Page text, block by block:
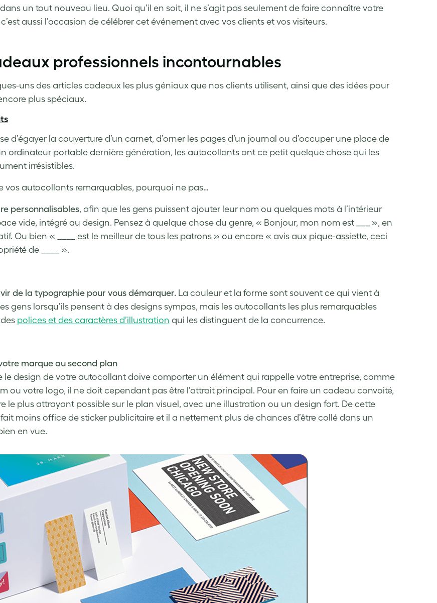
un tout nouveau lieu. Quoi qu’il en soit, il ne s’agit pas seulement de faire connaître votre
aussi l’occasion de célébrer cet événement avec vos clients et vos visiteurs.
professionnels incontournables
uns des articles cadeaux les plus géniaux que nos clients utilisent, ainsi que des idées pour
plus spéciaux.
d’égayer la couverture d’un carnet, d’orner les pages d’un journal ou d’occuper une place de
ordinateur portable dernière génération, les autocollants ont ce petit quelque chose qui les
irrésistibles.
vos autocollants remarquables, pourquoi ne pas…
personnalisables, afin que les gens puissent ajouter leur nom ou quelques mots à l’intérieur
vide, intégré au design. Pensez à quelque chose du genre, « Bonjour, mon nom est ___ », en
Ou bien « ____ est le meilleur de tous les patrons » ou encore « avis aux pique-assiette, ceci
de ____ ».
de la typographie pour vous démarquer. La couleur et la forme sont souvent ce qui vient à
gens lorsqu’ils pensent à des designs sympas, mais les autocollants les plus remarquables
polices et des caractères d’illustration qui les distinguent de la concurrence.
marque au second plan
le design de votre autocollant doive comporter un élément qui rappelle votre entreprise, comme
ou votre logo, il ne doit cependant pas être l’attrait principal. Pour en faire un cadeau convoité,
le plus attrayant possible sur le plan visuel, avec une illustration ou un design fort. De cette
moins office de sticker publicitaire et il a nettement plus de chances d’être collé dans un
en vue.